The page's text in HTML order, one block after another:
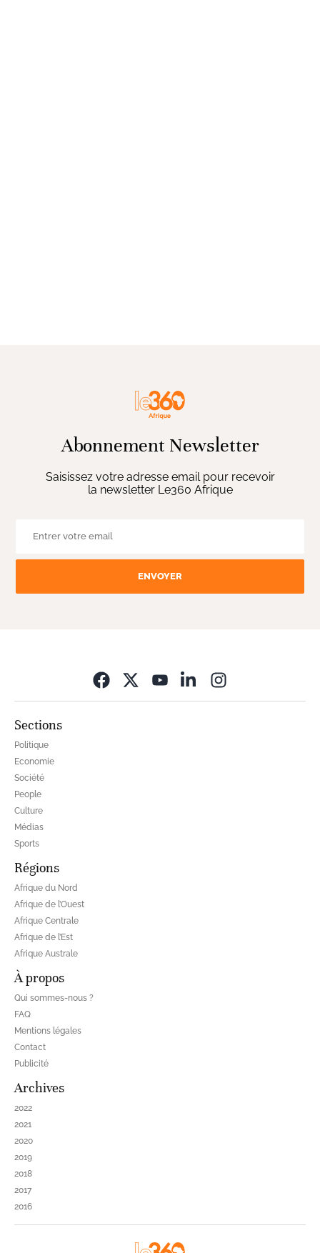
Abonnement Newsletter
Saisissez votre adresse email pour recevoir
la newsletter Le360 Afrique
ENVOYER
Sections
Politique
Economie
Société
People
Culture
Médias
Sports
Régions
Afrique du Nord
Afrique de l’Ouest
Afrique Centrale
Afrique de l’Est
Afrique Australe
À propos
Qui sommes-nous ?
FAQ
Mentions légales
Contact
Publicité
Archives
2022
2021
2020
2019
2018
2017
2016